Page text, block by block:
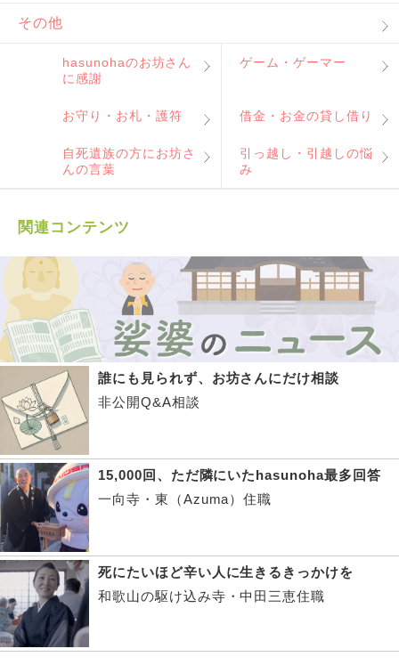
その他
hasunohaのお坊さん
に感謝
ゲーム・ゲーマー
お守り・お札・護符 借金・お金の貸し借り
自死遺族の方にお坊さ
んの言葉
引っ越し・引越しの悩
み
関連コンテンツ
誰にも見られず、お坊さんにだけ相談
非公開Q&A相談
15,000回、ただ隣にいたhasunoha最多回答
一向寺・東（Azuma）住職
死にたいほど辛い人に生きるきっかけを
和歌山の駆け込み寺・中田三恵住職